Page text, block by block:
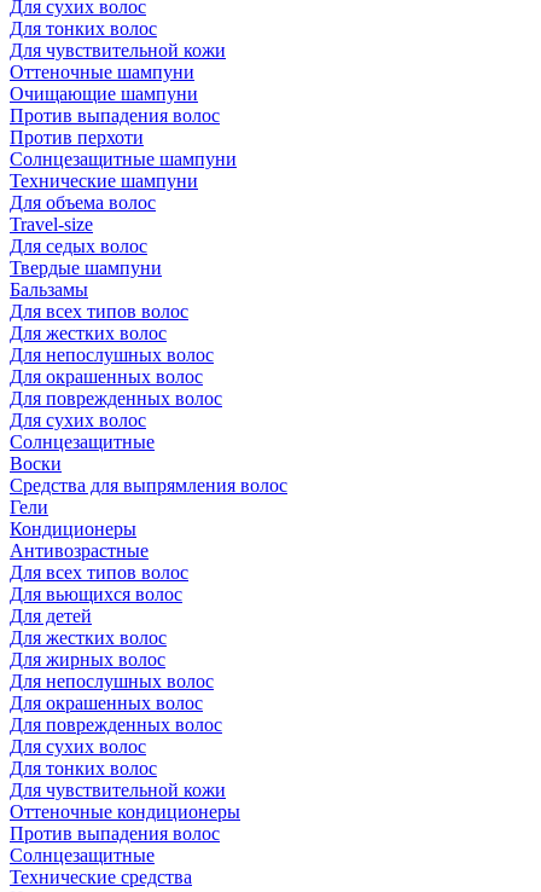
Для сухих волос
Для тонких волос
Для чувствительной кожи
Оттеночные шампуни
Очищающие шампуни
Против выпадения волос
Против перхоти
Солнцезащитные шампуни
Технические шампуни
Для объема волос
Travel-size
Для седых волос
Твердые шампуни
Бальзамы
Для всех типов волос
Для жестких волос
Для непослушных волос
Для окрашенных волос
Для поврежденных волос
Для сухих волос
Солнцезащитные
Воски
Средства для выпрямления волос
Гели
Кондиционеры
Антивозрастные
Для всех типов волос
Для вьющихся волос
Для детей
Для жестких волос
Для жирных волос
Для непослушных волос
Для окрашенных волос
Для поврежденных волос
Для сухих волос
Для тонких волос
Для чувствительной кожи
Оттеночные кондиционеры
Против выпадения волос
Солнцезащитные
Технические средства